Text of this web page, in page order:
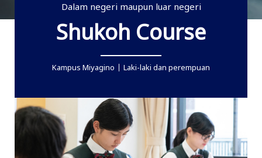
Dalam negeri maupun luar negeri
Shukoh Course
Kampus Miyagino Laki-laki dan perempuan